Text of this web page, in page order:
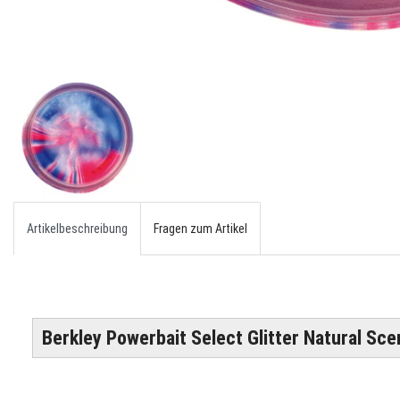
Artikelbeschreibung Fragen zum Artikel
Berkley Powerbait Select Glitter Natural